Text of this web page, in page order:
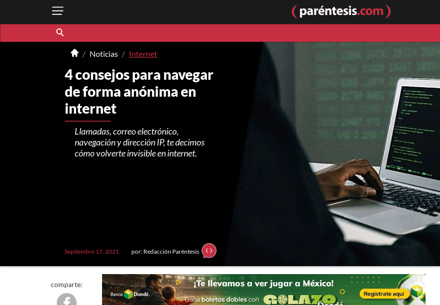
Noticias Internet
4 consejos para navegar
de forma anónima en
internet
Llamadas, correo electrónico,
navegación y dirección IP, te decimos
cómo volverte invisible en internet.
Septiembre 17, 2021 por: Redacción Paréntesis
comparte: